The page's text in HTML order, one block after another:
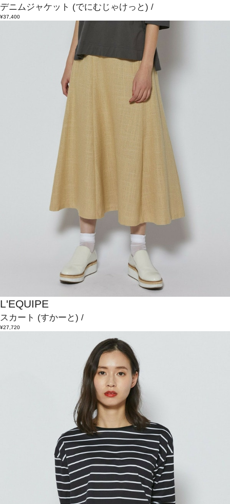
デニムジャケット (でにむじゃけっと) /
¥37,400
L'EQUIPE
スカート (すかーと) /
¥27,720